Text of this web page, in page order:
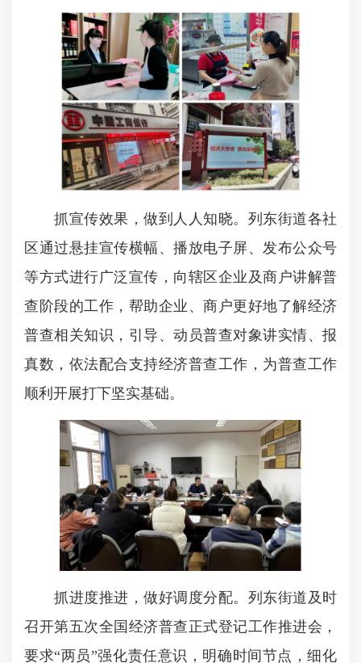
抓宣传效果，做到人人知晓。列东街道各社
区通过悬挂宣传横幅、播放电子屏、发布公众号
等方式进行广泛宣传，向辖区企业及商户讲解普
查阶段的工作，帮助企业、商户更好地了解经济
普查相关知识，引导、动员普查对象讲实情、报
真数，依法配合支持经济普查工作，为普查工作
顺利开展打下坚实基础。
抓进度推进，做好调度分配。列东街道及时
召开第五次全国经济普查正式登记工作推进会，
要求“两员”强化责任意识，明确时间节点，细化